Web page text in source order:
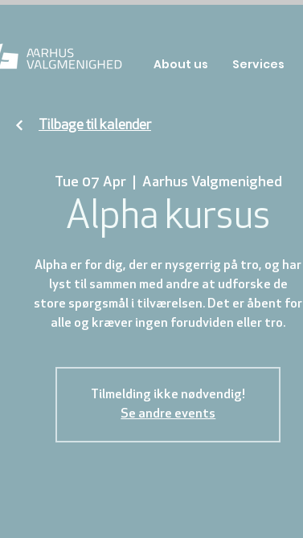
Tue 07 Apr
  |
Aarhus Valgmenighed
Alpha kursus
Alpha er for dig, der er nysgerrig på tro, og har
lyst til sammen med andre at udforske de
store spørgsmål i tilværelsen. Det er åbent for
alle og kræver ingen forudviden eller tro.
Tilmelding ikke nødvendig!
Se andre events
Tilbage til kalender
About us Services